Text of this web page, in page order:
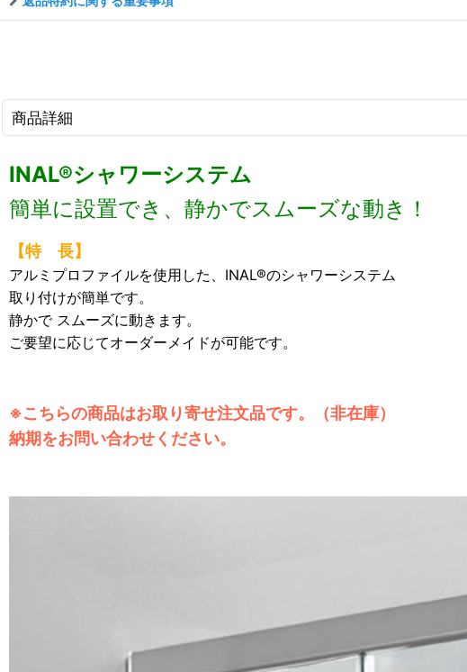
商品詳細
INAL®シャワーシステム
簡単に設置でき、静かでスムーズな動き！
【特 長】
アルミプロファイルを使用した、INAL®のシャワーシステム
取り付けが簡単です。
静かで スムーズに動きます。
ご要望に応じてオーダーメイドが可能です。
※こちらの商品はお取り寄せ注文品です。（非在庫）
納期をお問い合わせください。